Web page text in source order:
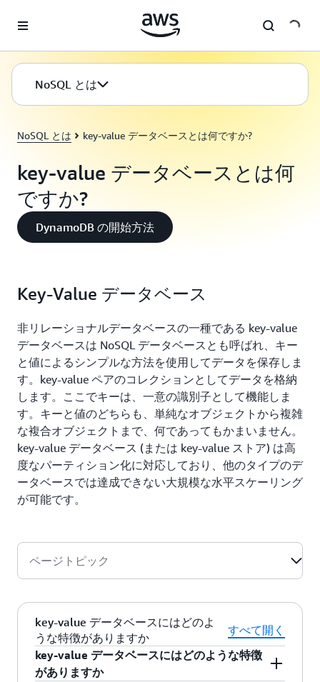
NoSQL とは
NoSQL とは key-value データベースとは何ですか?
key-value データベースとは何
ですか?
DynamoDB の開始方法
Key-Value データベース
非リレーショナルデータベースの一種である key-value
データベースは NoSQL データベースとも呼ばれ、キー
と値によるシンプルな方法を使用してデータを保存しま
す。key-value ペアのコレクションとしてデータを格納
します。ここでキーは、一意の識別子として機能しま
す。キーと値のどちらも、単純なオブジェクトから複雑
な複合オブジェクトまで、何であってもかまいません。
key-value データベース (または key-value ストア) は高
度なパーティション化に対応しており、他のタイプのデ
ータベースでは達成できない大規模な水平スケーリング
が可能です。
ページトピック
key-value データベースにはどのよ
うな特徴がありますか
すべて開く
key-value データベースにはどのような特徴
がありますか